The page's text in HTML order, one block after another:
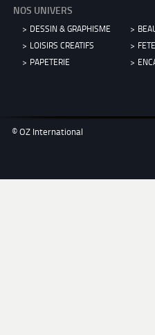
NOS UNIVERS
DESSIN & GRAPHISME
LOISIRS CREATIFS
PAPETERIE
© OZ International